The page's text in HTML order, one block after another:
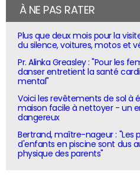
À NE PAS RATER
Plus que deux mois pour la
du silence, voitures, motos et
Pr. Alinka Greasley : "Pour les
danser entretient la santé
mental"
Voici les revêtements de sol à
maison facile à nettoyer - un
dangereux
Bertrand, maître-nageur : "Les
d'enfants en piscine sont dus
physique des parents"